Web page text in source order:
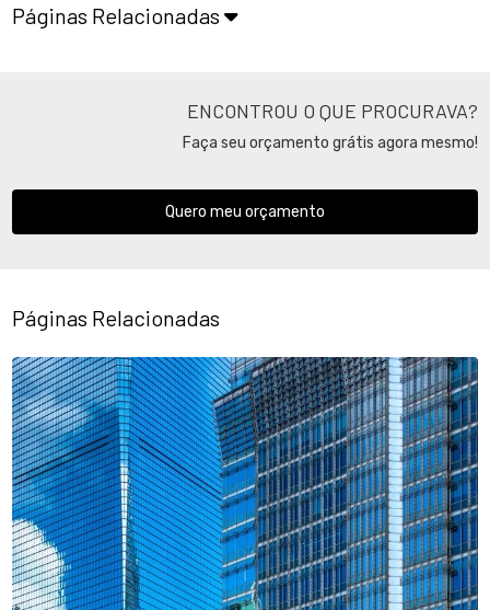
Páginas Relacionadas
ENCONTROU O QUE PROCURAVA?
Faça seu orçamento grátis agora mesmo!
Quero meu orçamento
Páginas Relacionadas